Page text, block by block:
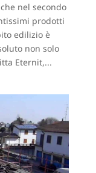
nel secondo
prodotti
edilizio è
non solo
Eternit,...